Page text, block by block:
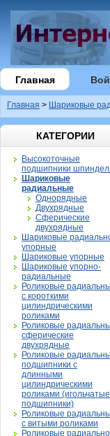
Главная
Главная > Шариковые
КАТЕГОРИИ
Высокоточные
подшипники
Шариковые
радиальные
Однорядные
Двухрядные
Сферические
двухрядные
Шариковые
упорные
Шариковые упорные
Шариковые упорно-
радиальные
Роликовые
с короткими
цилиндрическими
роликами
Роликовые
сферические
двухрядные
Роликовые
подшипники с
длинными
цилиндрическими
роликами (игольчатые
подшипники)
Роликовые
с витыми роликами
Роликовые